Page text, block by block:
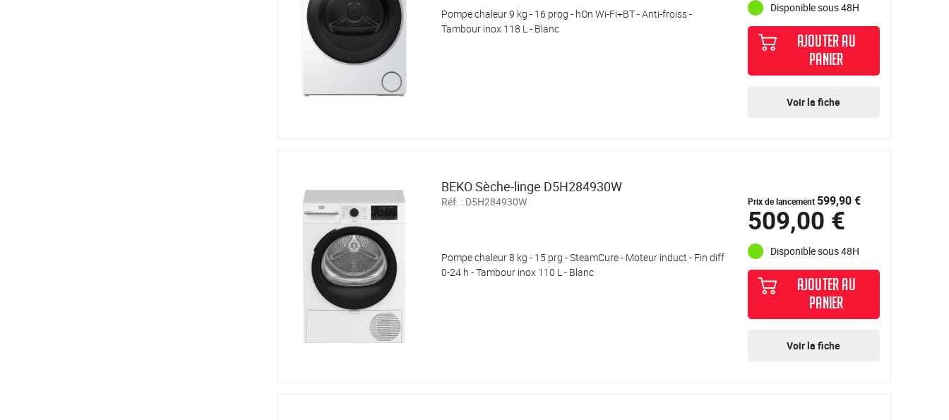
Pompe chaleur 9 kg - 16 prog - hOn Wi-Fi+BT - Anti-froiss -
Tambour inox 118 L - Blanc
Disponible sous 48H
AJOUTER AU
PANIER
Voir la fiche
BEKO Sèche-linge D5H284930W
Réf. : D5H284930W
Pompe chaleur 8 kg - 15 prg - SteamCure - Moteur induct - Fin diff
0-24 h - Tambour inox 110 L - Blanc
Prix de lancement 599,90 €
509,00 €
Disponible sous 48H
AJOUTER AU
PANIER
Voir la fiche